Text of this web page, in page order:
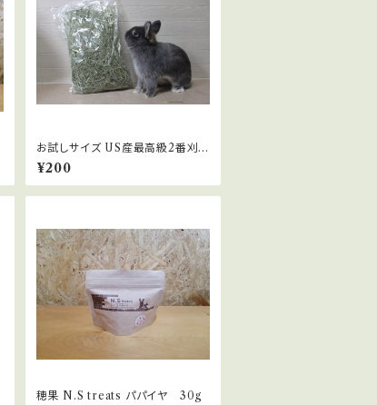
お試しサイズ US産最高級2番刈り
チモシー 200g
¥200
穂果 N.S treats パパイヤ 30g